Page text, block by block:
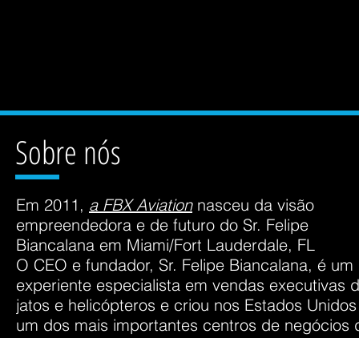
Sobre nós
Em 2011, a FBX Aviationnasceu da visão
empreendedora e de futuro do Sr. Felipe
Biancalana em Miami/Fort Lauderdale, FL
O CEO e fundador, Sr. Felipe Biancalana, é um
experiente especialista em vendas executivas
jatos e helicópteros e criou nos Estados Unidos
um dos mais importantes centros de negócios